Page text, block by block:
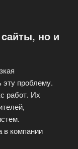
но и
проблему.
работ. Их
в компании